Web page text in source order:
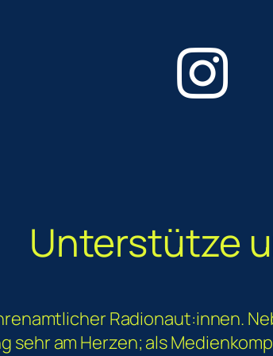
Unterstütze
Radionaut:innen.
sehr am Herzen; als